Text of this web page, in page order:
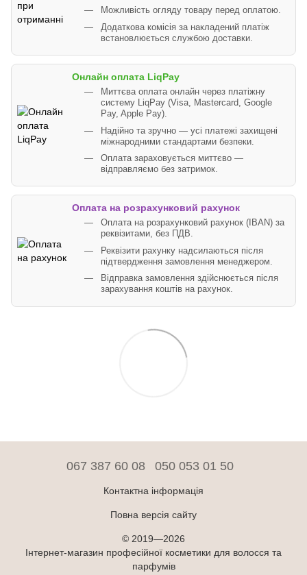
Можливість огляду товару перед оплатою.
Додаткова комісія за накладений платіж
встановлюється службою доставки.
Онлайн оплата LiqPay
Миттєва оплата онлайн через платіжну
систему LiqPay (Visa, Mastercard, Google
Pay, Apple Pay).
Надійно та зручно — усі платежі захищені
міжнародними стандартами безпеки.
Оплата зараховується миттєво —
відправляємо без затримок.
Оплата на розрахунковий рахунок
Оплата на розрахунковий рахунок (IBAN) за
реквізитами, без ПДВ.
Реквізити рахунку надсилаються після
підтвердження замовлення менеджером.
Відправка замовлення здійснюється після
зарахування коштів на рахунок.
067 387 60 08 050 053 01 50
Контактна інформація
Повна версія сайту
© 2019—2026
Інтернет-магазин професійної косметики для волосся та
парфумів